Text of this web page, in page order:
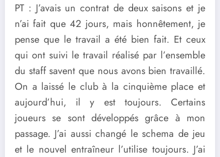
PT : J’avais un contrat de deux saisons et je
n’ai fait que 42 jours, mais honnêtement, je
pense que le travail a été bien fait. Et ceux
qui ont suivi le travail réalisé par l’ensemble
du staff savent que nous avons bien travaillé.
On a laissé le club à la cinquième place et
aujourd’hui, il y est toujours. Certains
joueurs se sont développés grâce à mon
passage. J’ai aussi changé le schema de jeu
et le nouvel entraîneur l’utilise toujours. J’ai